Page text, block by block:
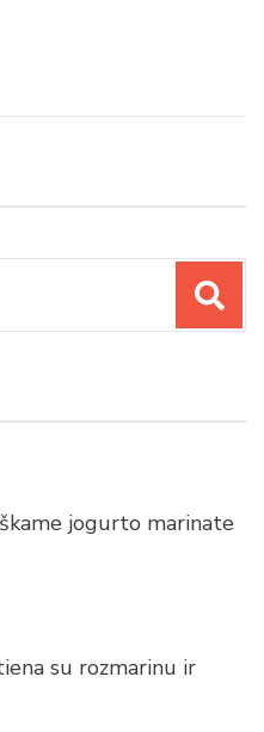
jogurto marinate
su rozmarinu ir